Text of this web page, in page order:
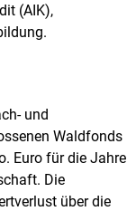
(AIK),
und
Waldfonds
Euro für die Jahre
Die
über die